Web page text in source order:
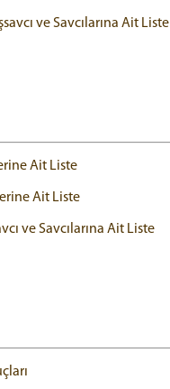
ve Savcılarına Ait Liste
Ait Liste
Ait Liste
ve Savcılarına Ait Liste